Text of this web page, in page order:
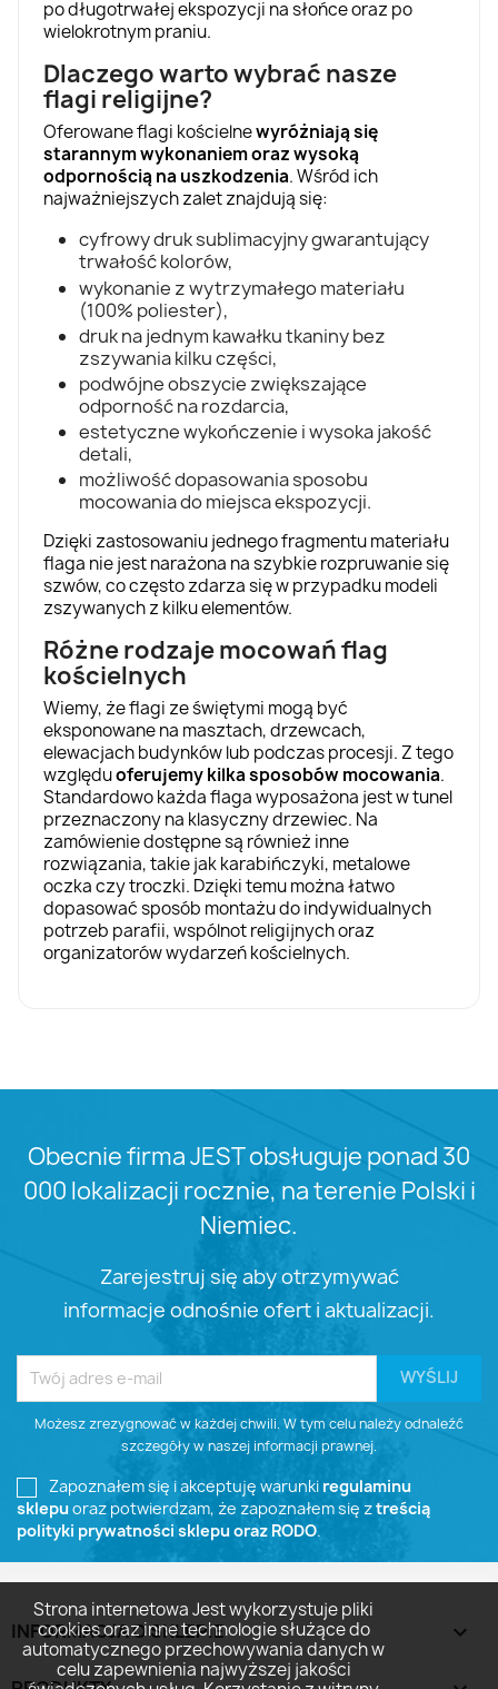
po długotrwałej ekspozycji na słońce oraz po
wielokrotnym praniu.
Dlaczego warto wybrać nasze
flagi religijne?
Oferowane flagi kościelnewyróżniają się
starannym wykonaniem oraz wysoką
odpornością na uszkodzenia. Wśród ich
najważniejszych zalet znajdują się:
cyfrowy druk sublimacyjny gwarantujący
trwałość kolorów,
wykonanie z wytrzymałego materiału
(100% poliester),
druk na jednym kawałku tkaniny bez
zszywania kilku części,
podwójne obszycie zwiększające
odporność na rozdarcia,
estetyczne wykończenie i wysoka jakość
detali,
możliwość dopasowania sposobu
mocowania do miejsca ekspozycji.
Dzięki zastosowaniu jednego fragmentu materiału
flaga nie jest narażona na szybkie rozpruwanie się
szwów, co często zdarza się w przypadku modeli
zszywanych z kilku elementów.
Różne rodzaje mocowań flag
kościelnych
Wiemy, że flagi ze świętymi mogą być
eksponowane na masztach, drzewcach,
elewacjach budynków lub podczas procesji. Z tego
względuoferujemy kilka sposobów mocowania.
Standardowo każda flaga wyposażona jest w tunel
przeznaczony na klasyczny drzewiec. Na
zamówienie dostępne są również inne
rozwiązania, takie jak karabińczyki, metalowe
oczka czy troczki. Dzięki temu można łatwo
dopasować sposób montażu do indywidualnych
potrzeb parafii, wspólnot religijnych oraz
organizatorów wydarzeń kościelnych.
Obecnie firma JEST obsługuje ponad 30
000 lokalizacji rocznie, na terenie Polski i
Niemiec.
Zarejestruj się aby otrzymywać
informacje odnośnie ofert i aktualizacji.
Możesz zrezygnować w każdej chwili. W tym celu należy odnaleźć
szczegóły w naszej informacji prawnej.
Zapoznałem się i akceptuję warunki regulaminu
sklepuoraz potwierdzam, że zapoznałem się ztreścią
polityki prywatności sklepu oraz RODO.
INFORMACJA O SKLEPIE keyboard_arrow_down
Strona internetowa Jest wykorzystuje pliki
cookies oraz inne technologie służące do
automatycznego przechowywania danych w
celu zapewnienia najwyższej jakości